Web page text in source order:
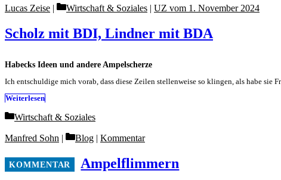
Habecks Ideen und andere Ampelscherze
Scholz mit BDI, Lindner mit BDA
Lucas Zeise Categories
Wirtschaft & Soziales | UZ vom 1. November 2024
Ich entschuldige mich vorab, dass diese Zeilen stellenweise so klingen, als habe
Weiterlesen
Categories
Wirtschaft & Soziales
Ampelflimmern
Manfred Sohn Categories
Blog | Kommentar